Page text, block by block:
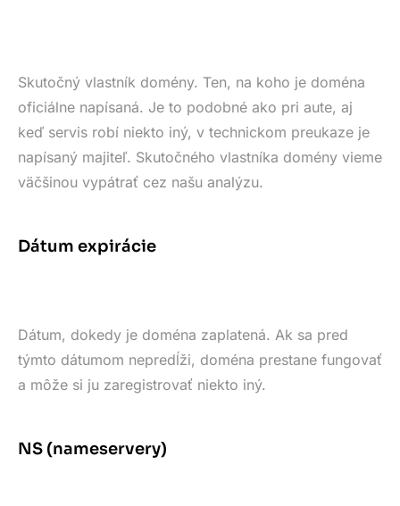
Skutočný vlastník domény. Ten, na koho je doména
oficiálne napísaná. Je to podobné ako pri aute, aj
keď servis robí niekto iný, v technickom preukaze je
napísaný majiteľ. Skutočného vlastníka domény vieme
väčšinou vypátrať cez našu analýzu.
Dátum expirácie
Dátum, dokedy je doména zaplatená. Ak sa pred
týmto dátumom nepredĺži, doména prestane fungovať
a môže si ju zaregistrovať niekto iný.
NS (nameservery)